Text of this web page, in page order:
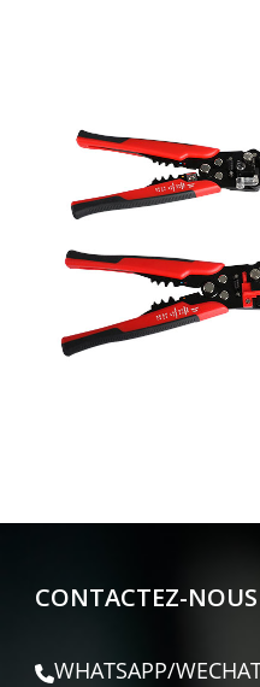
CONTACTEZ-NOUS
WHATSAPP/